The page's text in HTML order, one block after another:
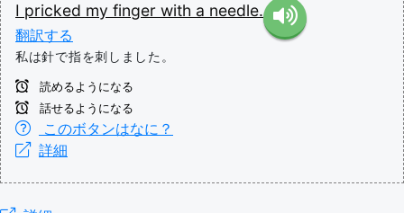
I pricked my finger with a needle.
翻訳する
私は針で指を刺しました。
読めるようになる
話せるようになる
このボタンはなに？
詳細